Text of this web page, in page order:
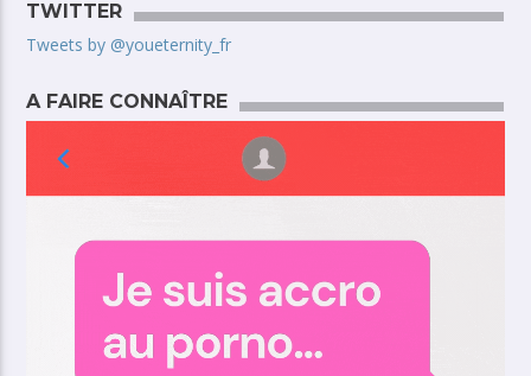
TWITTER
Tweets by @youeternity_fr
A FAIRE CONNAÎTRE